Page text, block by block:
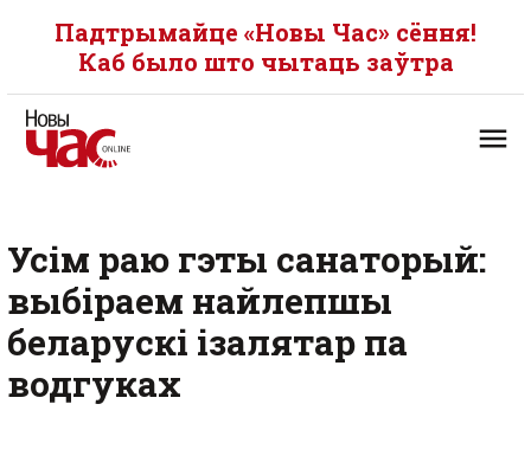
Падтрымайце «Новы Час» сёння!
Каб было што чытаць заўтра
Усім раю гэты санаторый:
выбіраем найлепшы
беларускі ізалятар па
водгуках